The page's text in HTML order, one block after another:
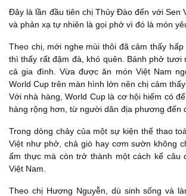
Đây là lần đầu tiên chị Thủy Đào đến với Sen
và phản xạ tự nhiên là gọi phở vì đó là món
Theo chị, mới nghe mùi thôi đã cảm thấy
thì thấy rất đậm đà, khó quên. Bánh phở tươi
cả gia đình. Vừa được ăn món Việt Nam
World Cup trên màn hình lớn nên chị cảm thấy
Với nhà hàng, World Cup là cơ hội hiếm có
hàng rộng hơn, từ người dân địa phương đến
Trong dòng chảy của một sự kiện thể thao
Việt như phở, chả giò hay cơm sườn không
ẩm thực mà còn trở thành một cách kể câu
Việt Nam.
Theo chị Hương Nguyễn, dù sinh sống và